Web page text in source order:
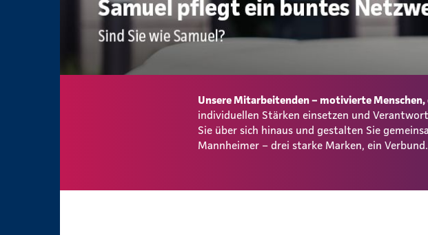
Unsere Mitarbeitenden – motivierte Menschen,
individuellen Stärken einsetzen und
Sie über sich hinaus und gestalten Sie
Mannheimer – drei starke Marken, ein Verbund.